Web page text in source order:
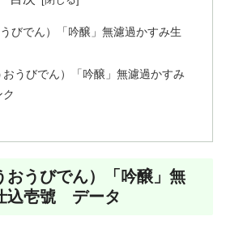
びでん）「吟醸」無濾過かすみ生
うびでん）「吟醸」無濾過かすみ
おうびでん）「吟醸」無
込壱號 データ